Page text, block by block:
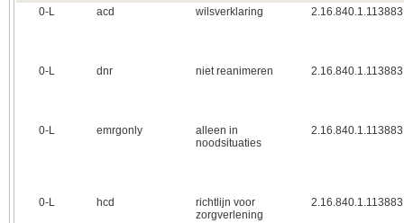
0‑L
acd wilsverklaring
0‑L dnr niet reanimeren
0‑L emrgonly
alleen in
noodsituaties
0‑L hcd
richtlijn voor
zorgverlening